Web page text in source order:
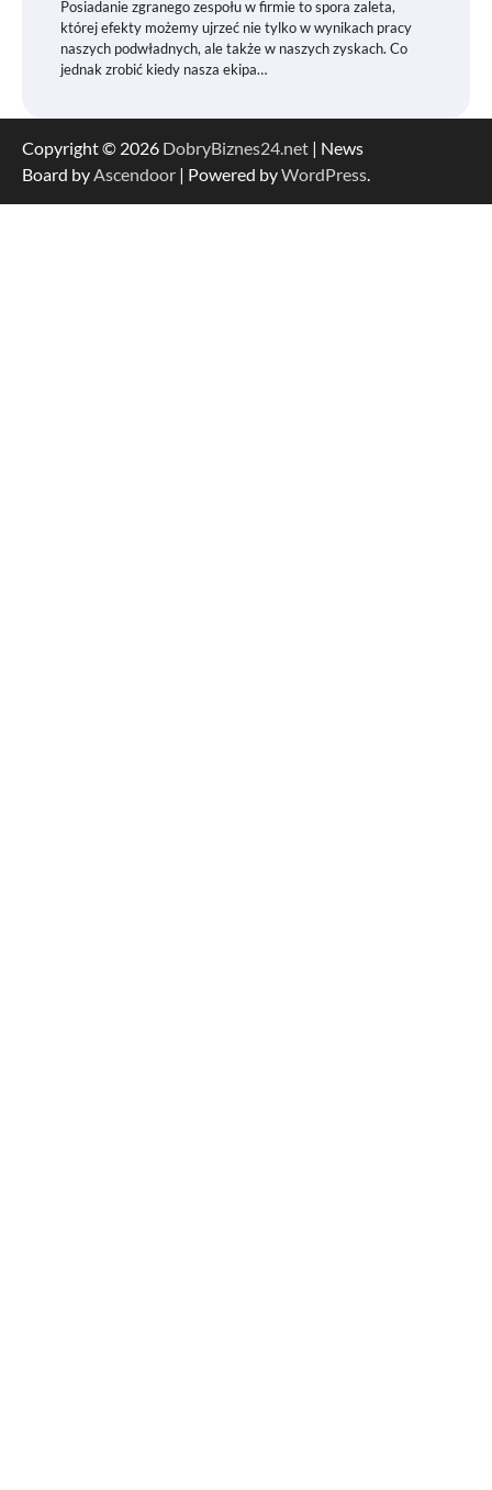
Posiadanie zgranego zespołu w firmie to spora zaleta,
której efekty możemy ujrzeć nie tylko w wynikach pracy
naszych podwładnych, ale także w naszych zyskach. Co
jednak zrobić kiedy nasza ekipa…
Copyright © 2026 DobryBiznes24.net | News
Board by Ascendoor | Powered byWordPress